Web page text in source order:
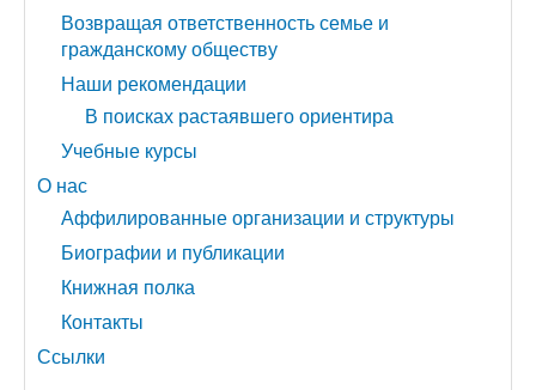
Возвращая ответственность семье и
гражданскому обществу
Наши рекомендации
В поисках растаявшего ориентира
Учебные курсы
О нас
Аффилированные организации и структуры
Биографии и публикации
Книжная полка
Контакты
Ссылки